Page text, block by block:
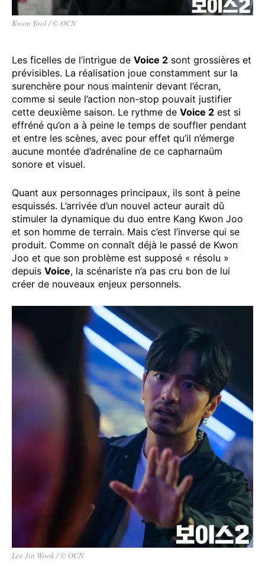
Kwon Yool / © OCN
Les ficelles de l’intrigue de Voice 2 sont grossières et
prévisibles. La réalisation joue constamment sur la
surenchère pour nous maintenir devant l’écran,
comme si seule l’action non-stop pouvait justifier
cette deuxième saison. Le rythme de Voice 2 est si
effréné qu’on a à peine le temps de souffler pendant
et entre les scènes, avec pour effet qu’il n’émerge
aucune montée d’adrénaline de ce capharnaüm
sonore et visuel.
Quant aux personnages principaux, ils sont à peine
esquissés. L’arrivée d’un nouvel acteur aurait dû
stimuler la dynamique du duo entre Kang Kwon Joo
et son homme de terrain. Mais c’est l’inverse qui se
produit. Comme on connaît déjà le passé de Kwon
Joo et que son problème est supposé « résolu »
depuis Voice, la scénariste n’a pas cru bon de lui
créer de nouveaux enjeux personnels.
Lee Jin Wook / © OCN